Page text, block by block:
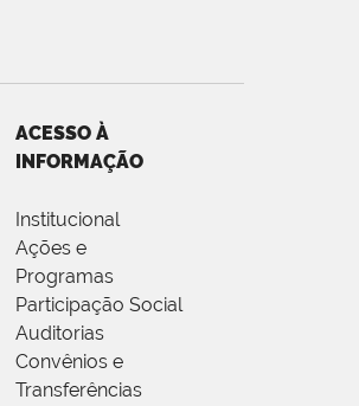
ACESSO À
INFORMAÇÃO
Institucional
Ações e
Programas
Participação Social
Auditorias
Convênios e
Transferências